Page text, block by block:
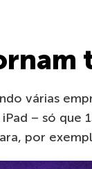
várias
– só que
por